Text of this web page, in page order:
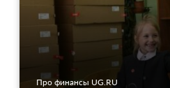
Про финансы UG.RU